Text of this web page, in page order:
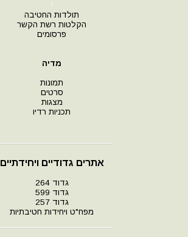
י
תולדות החטיבה
הקלטות רשת הקשר
פרסומים
מדיה
תמונות
סרטים
מצגות
תכניות רדיו
אתרים גדודיים ויחידתיים
גדוד 264
גדוד 599
גדוד 257
מפח"ט ויחידות חטיבתיות